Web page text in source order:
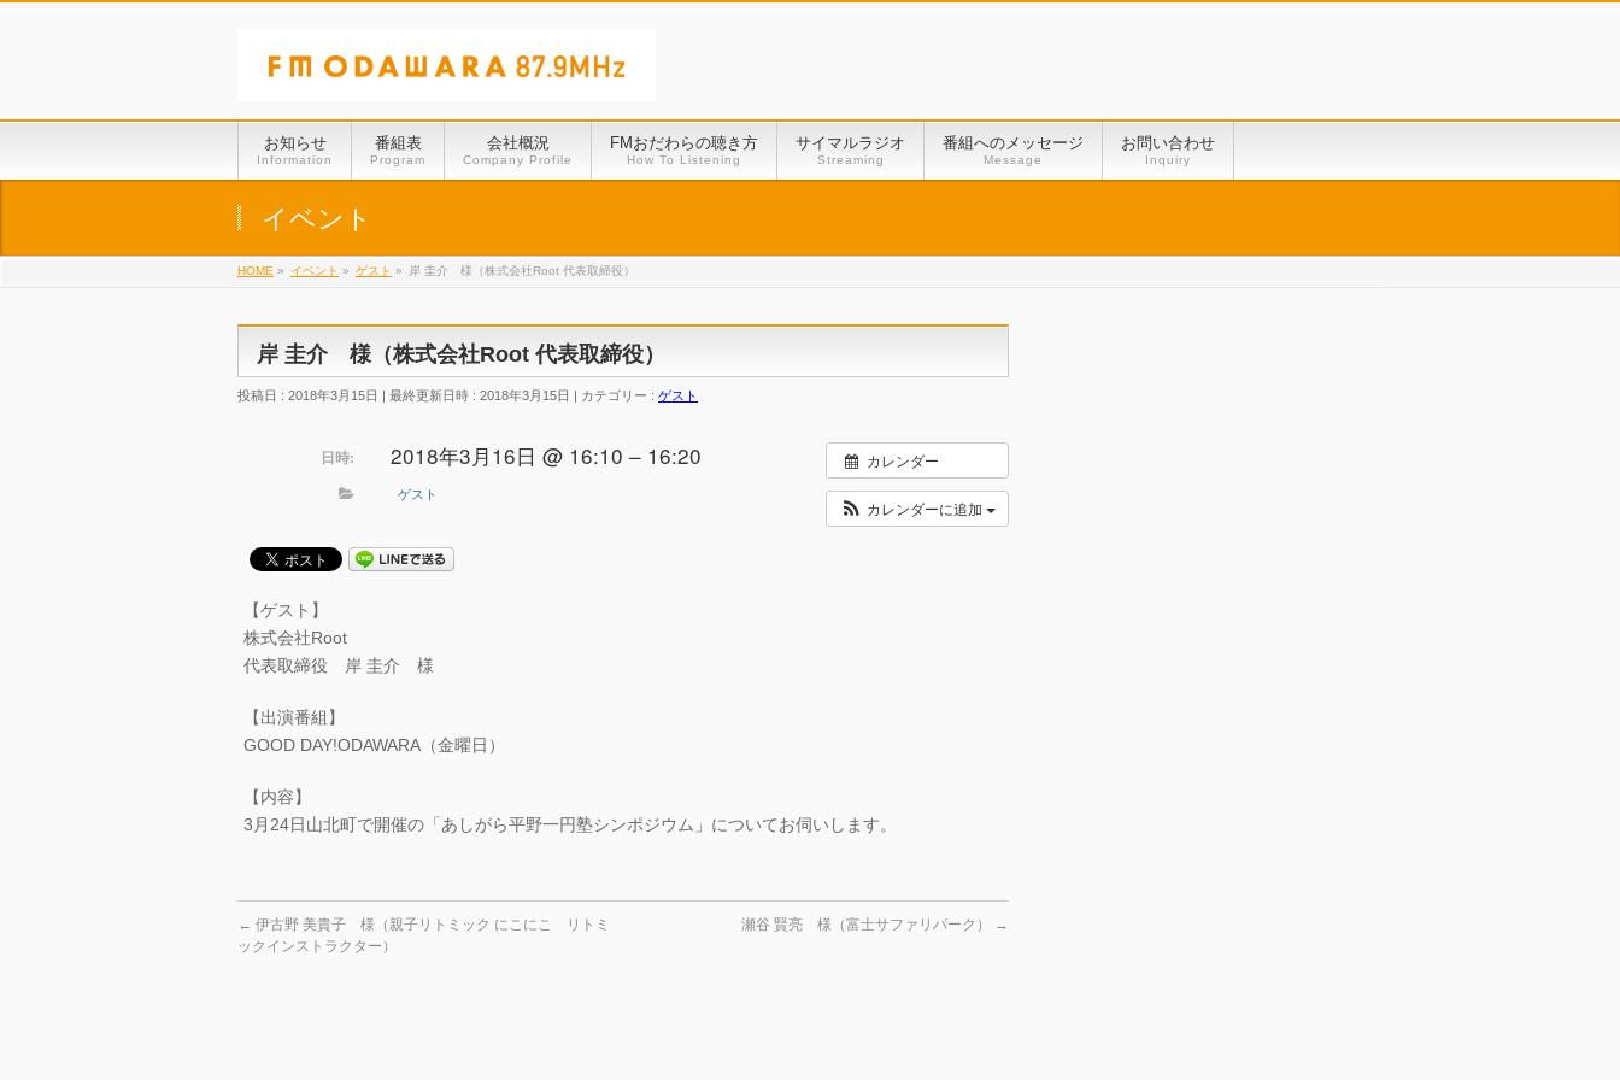
お知らせ
Information
番組表
Program
会社概況
Company Profile
FMおだわらの聴き方
How To Listening
サイマルラジオ
Streaming
番組へのメッセージ
Message
お問い合わせ
Inquiry
イベント
HOME » イベント » ゲスト » 岸 圭介 様（株式会社Root 代表取締役）
岸 圭介 様（株式会社Root 代表取締役）
投稿日 : 2018年3月15日 最終更新日時 : 2018年3月15日 カテゴリー : ゲスト
カレンダー
カレンダーに追加
日時: 2018年3月16日 @ 16:10 – 16:20
ゲスト
【ゲスト】
株式会社Root
代表取締役 岸 圭介 様
【出演番組】
GOOD DAY!ODAWARA（金曜日）
【内容】
3月24日山北町で開催の「あしがら平野一円塾シンポジウム」についてお伺いします。
← 伊古野 美貴子 様（親子リトミック にこにこ リトミ
ックインストラクター）
瀬谷 賢亮 様（富士サファリパーク） →